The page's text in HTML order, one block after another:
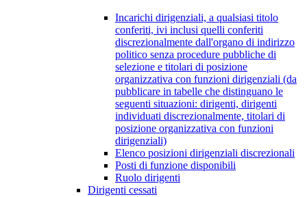
Incarichi dirigenziali, a qualsiasi titolo
conferiti, ivi inclusi quelli conferiti
discrezionalmente dall'organo di indirizzo
politico senza procedure pubbliche di
selezione e titolari di posizione
organizzativa con funzioni dirigenziali (da
pubblicare in tabelle che distinguano le
seguenti situazioni: dirigenti, dirigenti
individuati discrezionalmente, titolari di
posizione organizzativa con funzioni
dirigenziali)
Elenco posizioni dirigenziali discrezionali
Posti di funzione disponibili
Ruolo dirigenti
Dirigenti cessati